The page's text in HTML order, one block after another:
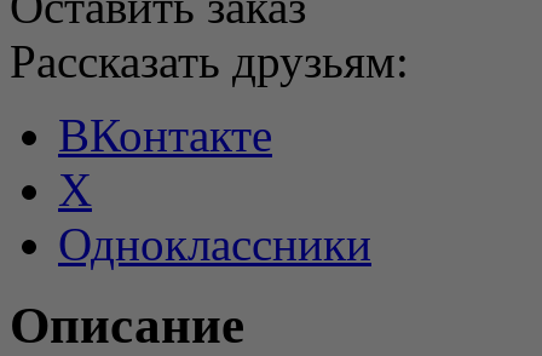
Рассказать друзьям:
ВКонтакте
X
Одноклассники
Описание